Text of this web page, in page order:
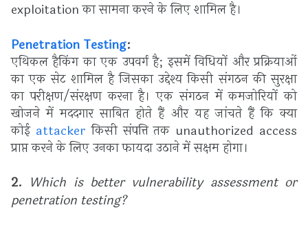
exploitation का सामना करने के लिए शामिल है।
Penetration Testing:
एथिकल हैकिंग का एक उपवर्ग है; इसमें विधियों और प्रक्रियाओं
का एक सेट शामिल है जिसका उद्देश्य किसी संगठन की सुरक्षा
का परीक्षण/संरक्षण करना है। एक संगठन में कमजोरियों को
खोजने में मददगार साबित होते हैं और यह जांचते हैं कि क्या
कोई attacker किसी संपत्ति तक unauthorized access
प्राप्त करने के लिए उनका फायदा उठाने में सक्षम होगा।
2. Which is better vulnerability assessment or
penetration testing?